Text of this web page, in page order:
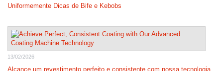
Uniformemente Dicas de Bife e Kebobs
13/02/2026
Alcance um revestimento perfeito e consistente com nossa tecnologia